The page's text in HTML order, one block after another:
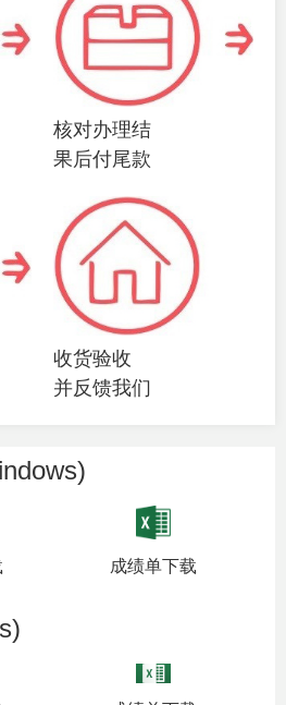
核对办理结
果后付尾款
收货验收
并反馈我们
成绩单下载